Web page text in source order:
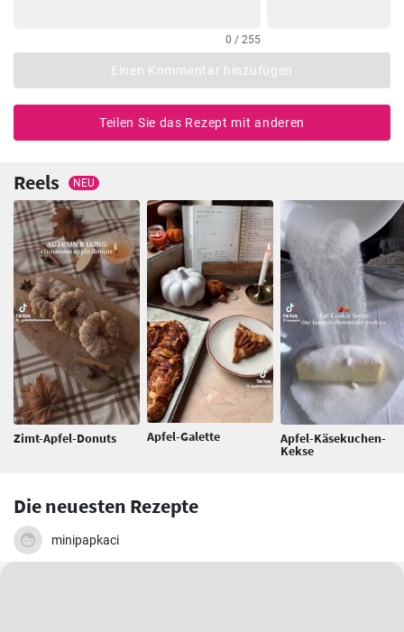
0 / 255
Einen Kommentar hinzufügen
Teilen Sie das Rezept mit anderen
Reels NEU
Zimt-Apfel-Donuts Apfel-Galette Apfel-Käsekuchen-
Kekse
Die neuesten Rezepte
minipapkaci